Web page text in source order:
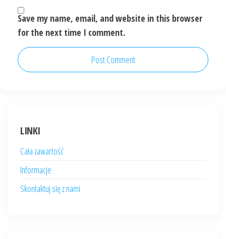
Save my name, email, and website in this browser
for the next time I comment.
LINKI
Cała zawartość
Informacje
Skontaktuj się z nami